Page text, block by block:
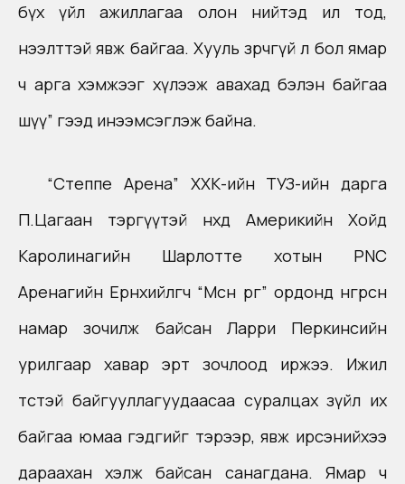
бүх үйл ажиллагаа олон нийтэд ил тод,
нээлттэй явж байгаа. Хууль зөрчөөгүй л бол ямар
ч арга хэмжээг хүлээж авахад бэлэн байгаа
шүү” гээд инээмсэглэж байна.
“Степпе Арена” ХХК-ийн ТУЗ-ийн дарга
П.Цагаан тэргүүтэй нөхөд Америкийн Хойд
Каролинагийн Шарлотте хотын PNC
Аренагийн Ерөнхийлөгч “Мөсөн өргөө” ордонд өнгөрсөн
намар зочилж байсан Ларри Перкинсийн
урилгаар хавар эрт зочлоод иржээ. Ижил
төстэй байгууллагуудаасаа суралцах зүйл их
байгаа юмаа гэдгийг тэрээр, явж ирсэнийхээ
дараахан хэлж байсан санагдана. Ямар ч